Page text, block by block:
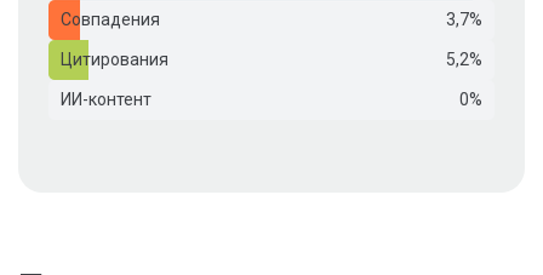
Совпадения 3,7%
Цитирования 5,2%
ИИ-контент 0%